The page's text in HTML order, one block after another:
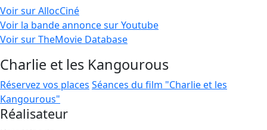
Voir sur AllocCiné
Voir la bande annonce sur Youtube
Voir sur TheMovie Database
Charlie et les Kangourous
Réservez vos places Séances du film "Charlie et les
Kangourous"
Réalisateur